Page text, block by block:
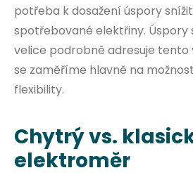
potřeba k dosažení úspory
spotřebované elektřiny.
velice podrobně adresuje tento
se zaměříme hlavně na
flexibility.
Chytrý vs.
elektroměr